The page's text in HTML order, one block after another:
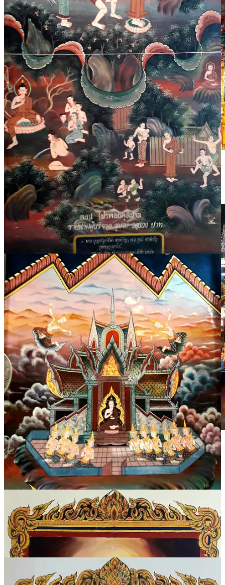
Im unteren Bereich befindet sich auch eine Andachtsstätte für den
bekannten Mönch Luang Pho Phuttha Sothon (ลวงพ่อพุทธโสธร).
Im zweiten Stock befinden sich zahlreiche Fresken mit den Portraits
von Mitgliedern der Chakri-Dynastie sowie weiterer berühmter
Herrscher in der Geschichte Thailands.